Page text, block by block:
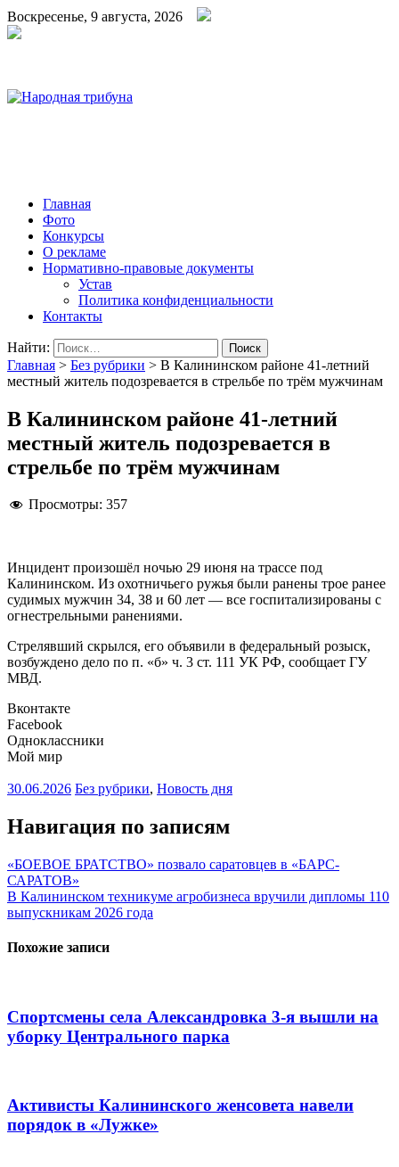
Воскресенье, 9 августа, 2026
Главная
Фото
Конкурсы
О рекламе
Нормативно-правовые документы
Устав
Политика конфиденциальности
Контакты
Найти:
Главная > Без рубрики > В Калининском районе 41-летний
местный житель подозревается в стрельбе по трём мужчинам
В Калининском районе 41-летний
местный житель подозревается в
стрельбе по трём мужчинам
Просмотры: 357
Инцидент произошёл ночью 29 июня на трассе под
Калининском. Из охотничьего ружья были ранены трое ранее
судимых мужчин 34, 38 и 60 лет — все госпитализированы с
огнестрельными ранениями.
Стрелявший скрылся, его объявили в федеральный розыск,
возбуждено дело по п. «б» ч. 3 ст. 111 УК РФ, сообщает ГУ
МВД.
Вконтакте
Facebook
Одноклассники
Мой мир
30.06.2026 Без рубрики, Новость дня
Навигация по записям
«БОЕВОЕ БРАТСТВО» позвало саратовцев в «БАРС-
САРАТОВ»
В Калининском техникуме агробизнеса вручили дипломы 110
выпускникам 2026 года
Похожие записи
Спортсмены села Александровка 3-я вышли на
уборку Центрального парка
Активисты Калининского женсовета навели
порядок в «Лужке»